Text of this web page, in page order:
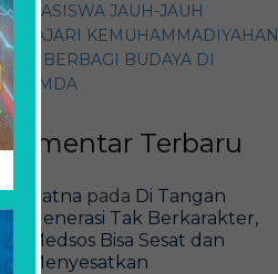
MAHASISWA JAUH-JAUH
PELAJARI KEMUHAMMADIYAHAN
DAN BERBAGI BUDAYA DI
SMAMDA
Komentar Terbaru
Ratna pada Di Tangan
Generasi Tak Berkarakter,
Medsos Bisa Sesat dan
Menyesatkan